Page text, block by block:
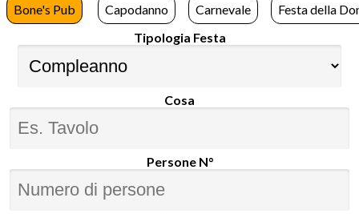
Bone's Pub Capodanno Carnevale
Festa della
Tipologia Festa
Cosa
Persone N°